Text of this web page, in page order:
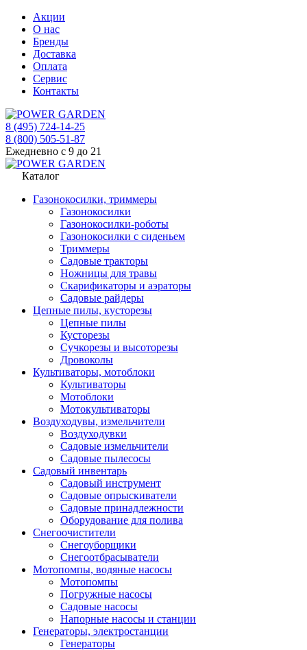
Акции
О нас
Бренды
Доставка
Оплата
Сервис
Контакты
8 (495) 724-14-25
8 (800) 505-51-87
Ежедневно с 9 до 21
Каталог
Газонокосилки, триммеры
Газонокосилки
Газонокосилки-роботы
Газонокосилки с сиденьем
Триммеры
Садовые тракторы
Ножницы для травы
Скарификаторы и аэраторы
Садовые райдеры
Цепные пилы, кусторезы
Цепные пилы
Кусторезы
Сучкорезы и высоторезы
Дровоколы
Культиваторы, мотоблоки
Культиваторы
Мотоблоки
Мотокультиваторы
Воздуходувы, измельчители
Воздуходувки
Садовые измельчители
Садовые пылесосы
Садовый инвентарь
Садовый инструмент
Садовые опрыскиватели
Садовые принадлежности
Оборудование для полива
Снегоочистители
Снегоуборщики
Снегоотбрасыватели
Мотопомпы, водяные насосы
Мотопомпы
Погружные насосы
Садовые насосы
Напорные насосы и станции
Генераторы, электростанции
Генераторы